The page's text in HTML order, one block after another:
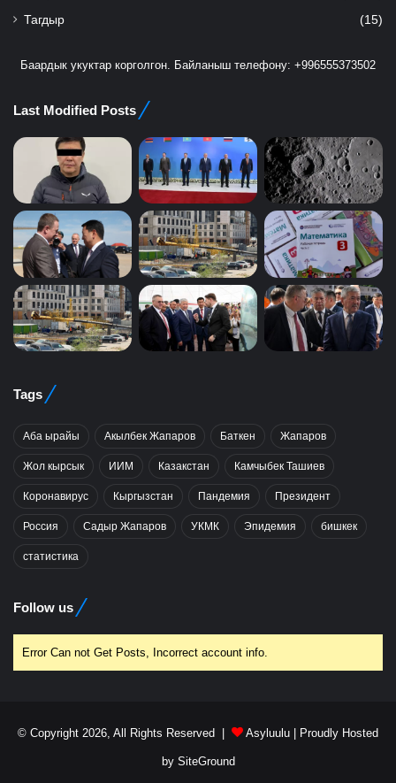
Тагдыр (15)
Баардык укуктар корголгон. Байланыш телефону: +996555373502
Last Modified Posts
Tags
Аба ырайы Акылбек Жапаров Баткен Жапаров
Жол кырсык ИИМ Казакстан Камчыбек Ташиев
Коронавирус Кыргызстан Пандемия Президент
Россия Садыр Жапаров УКМК Эпидемия бишкек
статистика
Follow us
Error Can not Get Posts, Incorrect account info.
© Copyright 2026, All Rights Reserved | Asyluulu | Proudly Hosted
by SiteGround